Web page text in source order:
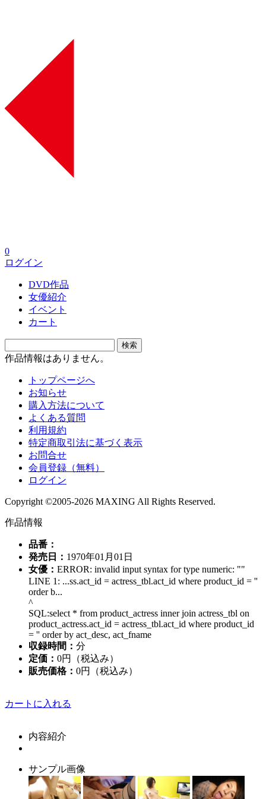
0
ログイン
DVD作品
女優紹介
イベント
カート
作品情報はありません。
トップページへ
お知らせ
購入方法について
よくある質問
利用規約
特定商取引法に基づく表示
お問合せ
会員登録（無料）
ログイン
Copyright ©2005-2026 MAXING All Rights Reserved.
作品情報
品番：
発売日： 1970年01月01日
女優： ERROR: invalid input syntax for type numeric: ""
LINE 1: ...ss.act_id = actress_tbl.act_id where product_id = ''
order b...
^
SQL:select * from product_actress inner join actress_tbl on
product_actress.act_id = actress_tbl.act_id where product_id
= '' order by act_desc, act_fname
収録時間： 分
定価： 0円（税込み）
販売価格： 0円 （税込み）
カートに入れる
内容紹介
サンプル画像